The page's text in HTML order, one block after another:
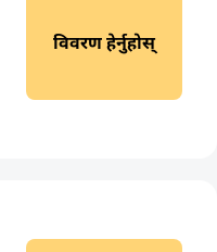
विवरण हेर्नुहोस्